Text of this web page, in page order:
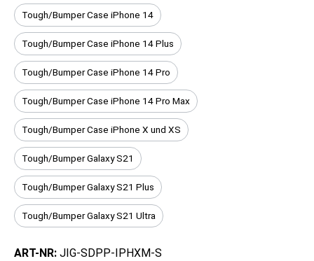
Tough/Bumper Case iPhone 14
Tough/Bumper Case iPhone 14 Plus
Tough/Bumper Case iPhone 14 Pro
Tough/Bumper Case iPhone 14 Pro Max
Tough/Bumper Case iPhone X und XS
Tough/Bumper Galaxy S21
Tough/Bumper Galaxy S21 Plus
Tough/Bumper Galaxy S21 Ultra
ART-NR: JIG-SDPP-IPHXM-S